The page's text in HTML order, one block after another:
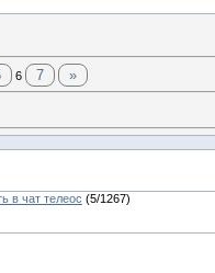
6 7 »
в чат телеос (5/1267)